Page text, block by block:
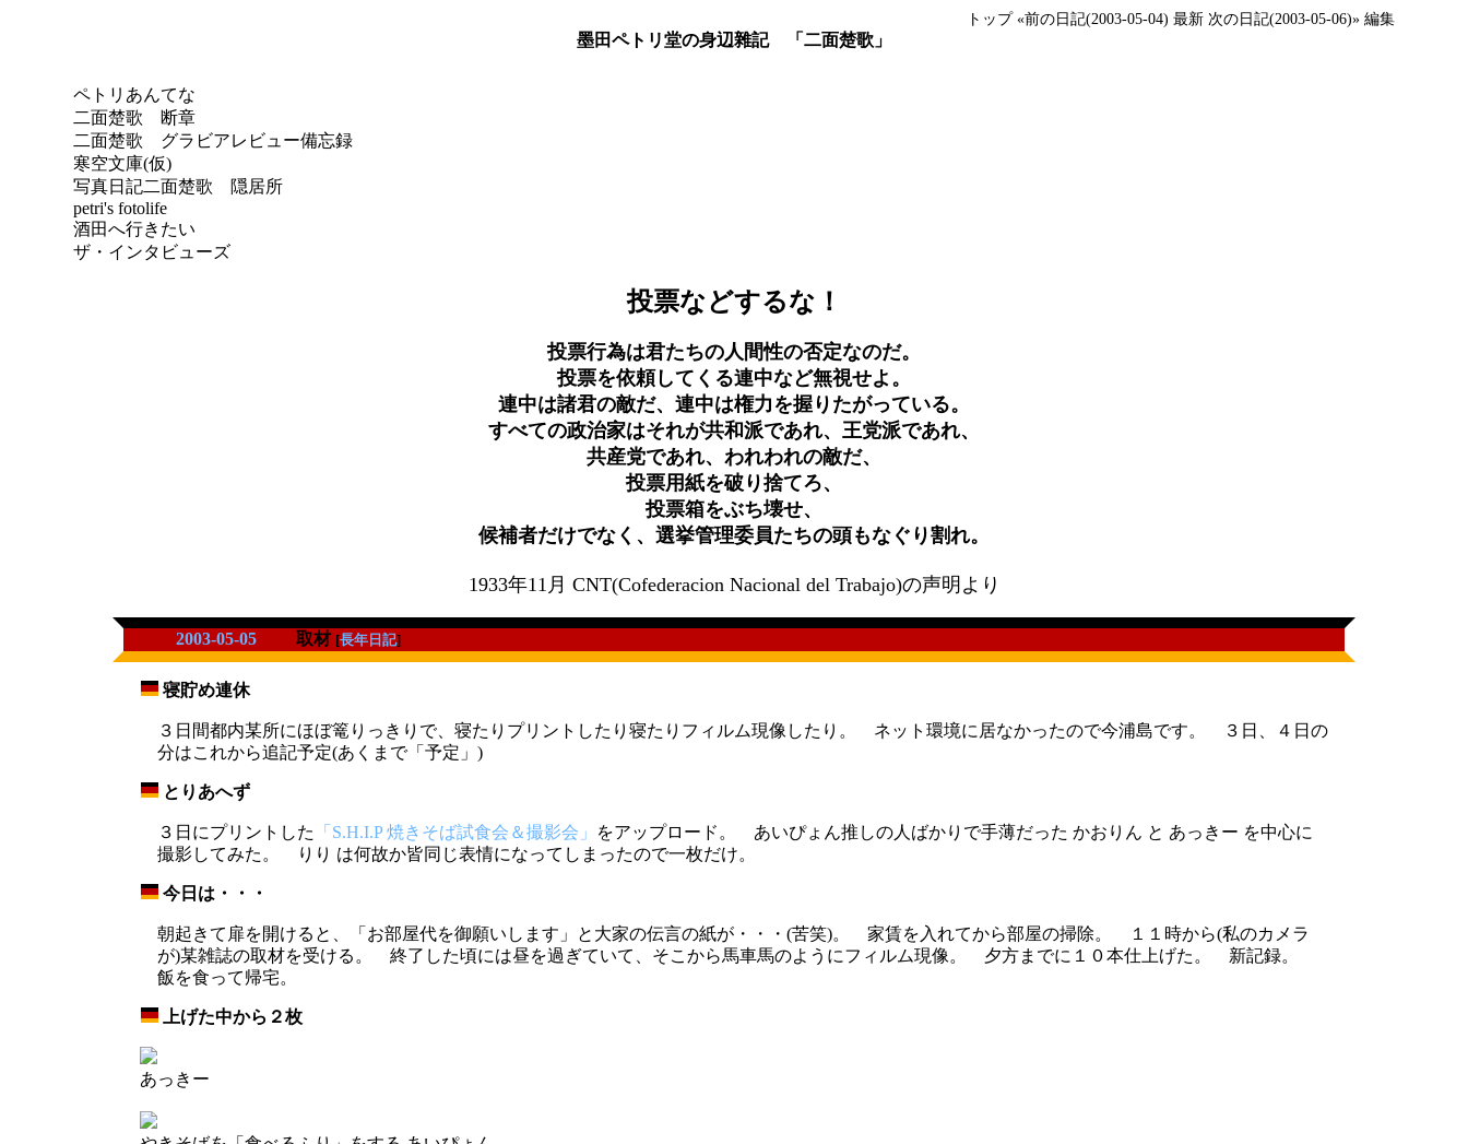
トップ «前の日記(2003-05-04) 最新 次の日記(2003-05-06)» 編集
墨田ペトリ堂の身辺雜記 「二面楚歌」
ペトリあんてな
二面楚歌 断章
二面楚歌 グラビアレビュー備忘録
寒空文庫(仮)
写真日記二面楚歌 隠居所
petri's fotolife
酒田へ行きたい
ザ・インタビューズ
投票などするな！
投票行為は君たちの人間性の否定なのだ。
投票を依頼してくる連中など無視せよ。
連中は諸君の敵だ、連中は権力を握りたがっている。
すべての政治家はそれが共和派であれ、王党派であれ、
共産党であれ、われわれの敵だ、
投票用紙を破り捨てろ、
投票箱をぶち壊せ、
候補者だけでなく、選挙管理委員たちの頭もなぐり割れ。
1933年11月 CNT(Cofederacion Nacional del Trabajo)の声明より
2003-05-05 取材 [長年日記]
寝貯め連休
３日間都内某所にほぼ篭りっきりで、寝たりプリントしたり寝たりフィルム現像したり。 ネット環境に居なかったので今浦島です。 ３日、４日の
分はこれから追記予定(あくまで「予定」)
とりあへず
３日にプリントした 「S.H.I.P 焼きそば試食会＆撮影会」
をアップロード。 あいぴょん推しの人ばかりで手薄だった かおりん と あっきー を中心に
撮影してみた。 りり は何故か皆同じ表情になってしまったので一枚だけ。
今日は・・・
朝起きて扉を開けると、「お部屋代を御願いします」と大家の伝言の紙が・・・(苦笑)。 家賃を入れてから部屋の掃除。 １１時から(私のカメラ
が)某雑誌の取材を受ける。 終了した頃には昼を過ぎていて、そこから馬車馬のようにフィルム現像。 夕方までに１０本仕上げた。 新記録。
飯を食って帰宅。
上げた中から２枚
あっきー